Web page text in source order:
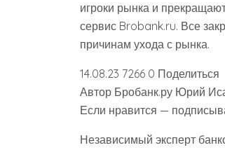
игроки рынка и
сервис Brobank.ru. Все
причинам ухода с рынка.
14.08.23 7266 0 Поделиться
Автор Бробанк.ру Юрий
Если нравится —
Независимый эксперт